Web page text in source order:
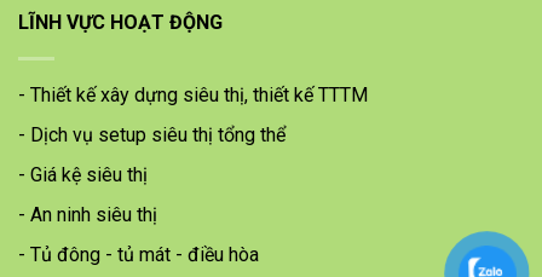
LĨNH VỰC HOẠT ĐỘNG
- Thiết kế xây dựng siêu thị, thiết kế TTTM
- Dịch vụ setup siêu thị tổng thể
- Giá kệ siêu thị
- An ninh siêu thị
- Tủ đông - tủ mát - điều hòa